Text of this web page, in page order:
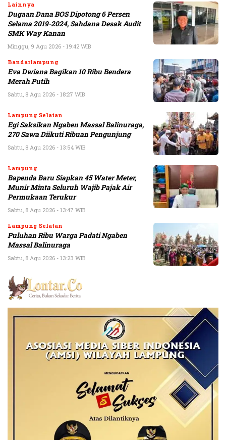
Lainnya
Dugaan Dana BOS Dipotong 6 Persen
Selama 2019-2024, Sahdana Desak Audit
SMK Way Kanan
Minggu, 9 Agu 2026 - 19:42 WIB
Bandarlampung
Eva Dwiana Bagikan 10 Ribu Bendera
Merah Putih
Sabtu, 8 Agu 2026 - 18:27 WIB
Lampung Selatan
Egi Saksikan Ngaben Massal Balinuraga,
270 Sawa Diikuti Ribuan Pengunjung
Sabtu, 8 Agu 2026 - 13:54 WIB
Lampung
Bapenda Baru Siapkan 45 Water Meter,
Munir Minta Seluruh Wajib Pajak Air
Permukaan Terukur
Sabtu, 8 Agu 2026 - 13:47 WIB
Lampung Selatan
Puluhan Ribu Warga Padati Ngaben
Massal Balinuraga
Sabtu, 8 Agu 2026 - 13:23 WIB